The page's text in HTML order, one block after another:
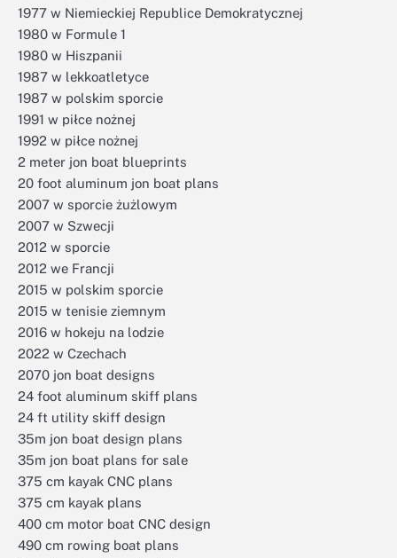
1977 w Niemieckiej Republice Demokratycznej
1980 w Formule 1
1980 w Hiszpanii
1987 w lekkoatletyce
1987 w polskim sporcie
1991 w piłce nożnej
1992 w piłce nożnej
2 meter jon boat blueprints
20 foot aluminum jon boat plans
2007 w sporcie żużlowym
2007 w Szwecji
2012 w sporcie
2012 we Francji
2015 w polskim sporcie
2015 w tenisie ziemnym
2016 w hokeju na lodzie
2022 w Czechach
2070 jon boat designs
24 foot aluminum skiff plans
24 ft utility skiff design
35m jon boat design plans
35m jon boat plans for sale
375 cm kayak CNC plans
375 cm kayak plans
400 cm motor boat CNC design
490 cm rowing boat plans